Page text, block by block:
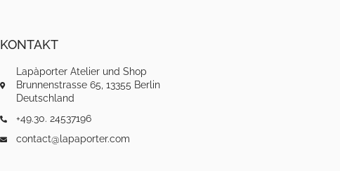
KONTAKT
Lapàporter Atelier und Shop
Brunnenstrasse 65, 13355 Berlin
Deutschland
+49.30. 24537196
contact@lapaporter.com